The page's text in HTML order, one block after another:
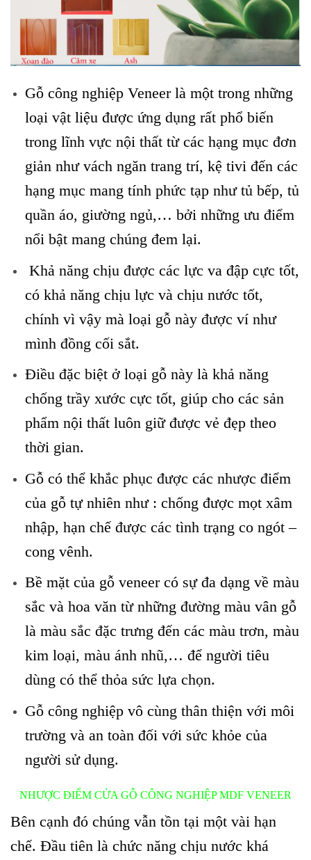
Gỗ công nghiệp Veneer là một trong những
loại vật liệu được ứng dụng rất phổ biến
trong lĩnh vực nội thất từ các hạng mục đơn
giản như vách ngăn trang trí, kệ tivi đến các
hạng mục mang tính phức tạp như tủ bếp, tủ
quần áo, giường ngủ,… bởi những ưu điểm
nổi bật mang chúng đem lại.
Khả năng chịu được các lực va đập cực tốt,
có khả năng chịu lực và chịu nước tốt,
chính vì vậy mà loại gỗ này được ví như
mình đồng cối sắt.
Điều đặc biệt ở loại gỗ này là khả năng
chống trầy xước cực tốt, giúp cho các sản
phẩm nội thất luôn giữ được vẻ đẹp theo
thời gian.
Gỗ có thể khắc phục được các nhược điểm
của gỗ tự nhiên như : chống được mọt xâm
nhập, hạn chế được các tình trạng co ngót –
cong vênh.
Bề mặt của gỗ veneer có sự đa dạng về màu
sắc và hoa văn từ những đường màu vân gỗ
là màu sắc đặc trưng đến các màu trơn, màu
kim loại, màu ánh nhũ,… để người tiêu
dùng có thể thỏa sức lựa chọn.
Gỗ công nghiệp vô cùng thân thiện với môi
trường và an toàn đối với sức khỏe của
người sử dụng.
NHƯỢC ĐIỂM CỬA GỖ CÔNG NGHIỆP MDF VENEER
Bên cạnh đó chúng vẫn tồn tại một vài hạn
chế. Đầu tiên là chức năng chịu nước khá